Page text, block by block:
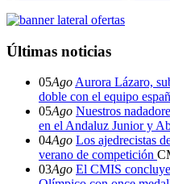
Últimas noticias
05Ago Aurora Lázaro,
doble con el equipo
05Ago Nuestros
en el Andaluz Junior y
04Ago Los ajedrecistas
verano de competición
03Ago El CMIS